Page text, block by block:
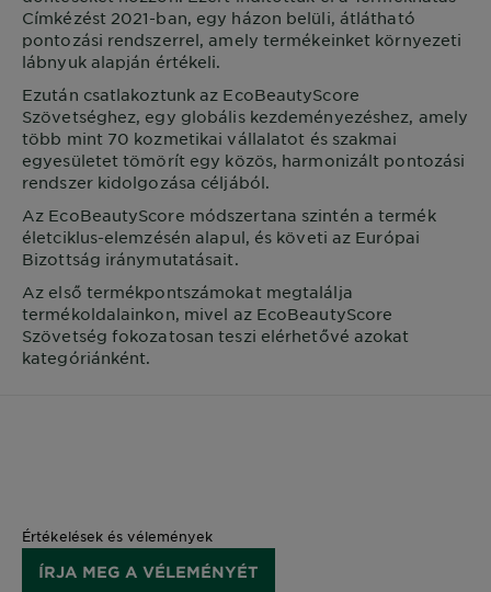
Címkézést 2021-ban, egy házon belüli, átlátható
pontozási rendszerrel, amely termékeinket környezeti
lábnyuk alapján értékeli.
Ezután csatlakoztunk az EcoBeautyScore
Szövetséghez, egy globális kezdeményezéshez, amely
több mint 70 kozmetikai vállalatot és szakmai
egyesületet tömörít egy közös, harmonizált pontozási
rendszer kidolgozása céljából.
Az EcoBeautyScore módszertana szintén a termék
életciklus-elemzésén alapul, és követi az Európai
Bizottság iránymutatásait.
Az első termékpontszámokat megtalálja
termékoldalainkon, mivel az EcoBeautyScore
Szövetség fokozatosan teszi elérhetővé azokat
kategóriánként.
Értékelések és vélemények
ÍRJA MEG A VÉLEMÉNYÉT